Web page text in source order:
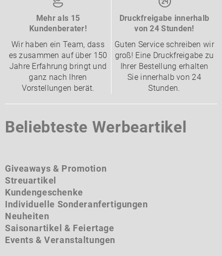
Mehr als 15
Kundenberater!
Wir haben ein Team, dass
es zusammen auf über 150
Jahre Erfahrung bringt und
ganz nach Ihren
Vorstellungen berät.
Druckfreigabe innerhalb
von 24 Stunden!
Guten Service schreiben wir
groß! Eine Druckfreigabe zu
Ihrer Bestellung erhalten
Sie innerhalb von 24
Stunden.
Beliebteste Werbeartikel
Giveaways & Promotion
Streuartikel
Kundengeschenke
Individuelle Sonderanfertigungen
Neuheiten
Saisonartikel & Feiertage
Events & Veranstaltungen